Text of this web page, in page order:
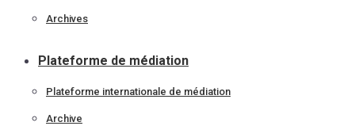
Archives
Plateforme de médiation
Plateforme internationale de médiation
Archive